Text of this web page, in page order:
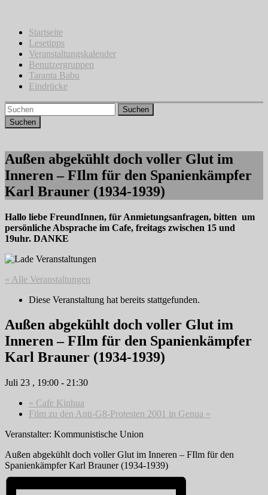
springenStartseite
Lesetipps
Veranstaltungskalender
Benutzergruppen
Taranta Babu
Eindrücke
Suchen
Außen abgekühlt doch voller Glut im
Inneren – FIlm für den Spanienkämpfer
Karl Brauner (1934-1939)
Hallo liebe FreundInnen, für Anmietungsanfragen, bitten um
persönliche Absprache im Cafe, freitags zwischen 15 und
19uhr. DANKE
« Alle Veranstaltungen
Diese Veranstaltung hat bereits stattgefunden.
Außen abgekühlt doch voller Glut im
Inneren – FIlm für den Spanienkämpfer
Karl Brauner (1934-1939)
Juli 23 , 19:00 - 21:30
« Cafe Kinhua
Film zu den Anti-G8-Protesten 2001 in Genua »
Veranstalter: Kommunistische Union
Außen abgekühlt doch voller Glut im Inneren – FIlm für den
Spanienkämpfer Karl Brauner (1934-1939)